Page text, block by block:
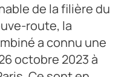
de la filière du
route, la
a connu une
octobre 2023 à